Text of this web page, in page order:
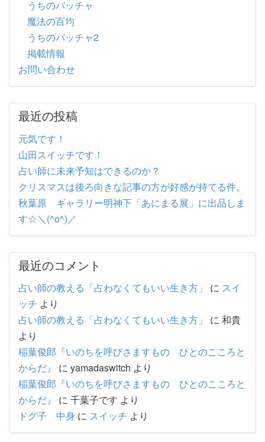
うちのバッチャ
魔法の百均
うちのバッチャ2
掲載情報
お問い合わせ
最近の投稿
元気です！
山田スイッチです！
占い師に未来予知はできるのか？
クリスマスは後ろ向きな記事の方が好感が持てる件。
秋葉原 ギャラリー明神下「あにまる展」に出品しま
す☆＼(^o^)／
最近のコメント
占い師の教える「占わなくてもいい生き方」 に スイ
ッチ より
占い師の教える「占わなくてもいい生き方」
に 和貴
より
稲葉俊郎『いのちを呼びさますもの ひとのこころと
からだ』
に yamadaswitch より
稲葉俊郎『いのちを呼びさますもの ひとのこころと
からだ』
に 千葉子です より
ドグ子 中身 に スイッチ より